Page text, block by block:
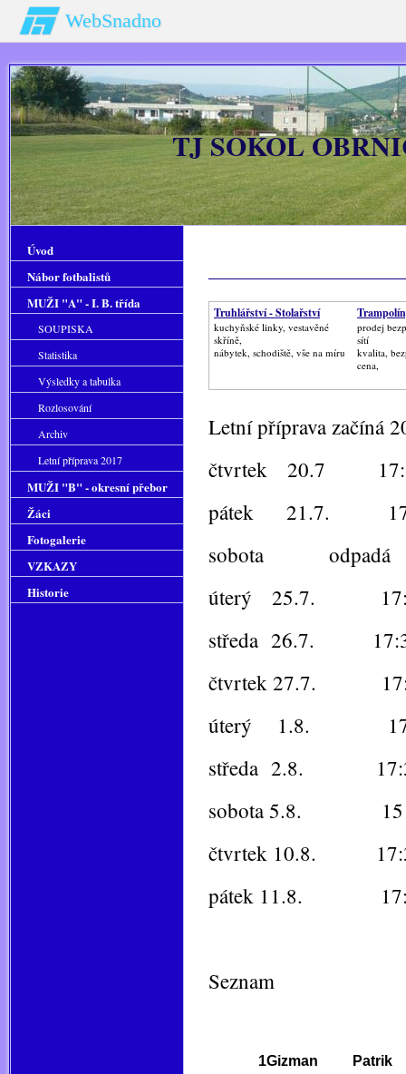
WebSnadno
TJ SOKOL
Truhlářství - Stolařství
kuchyňské linky, vestavěné
skříně,
nábytek, schodiště, vše na míru
prodej
sítí
kvalita,
cena,
Letní příprava začíná
čtvrtek 20.7
pátek 21.7.
sobota odpadá
úterý 25.7.
středa 26.7.
čtvrtek 27.7.
úterý 1.8.
středa 2.8.
sobota 5.8. 15
čtvrtek 10.8.
pátek 11.8.
Seznam
1Gizman
Patrik
Úvod
Nábor fotbalistů
MUŽI "A" - I. B. třída
SOUPISKA
Statistika
Výsledky a tabulka
Rozlosování
Archiv
Letní příprava 2017
MUŽI "B" - okresní přebor
Žáci
Fotogalerie
VZKAZY
Historie